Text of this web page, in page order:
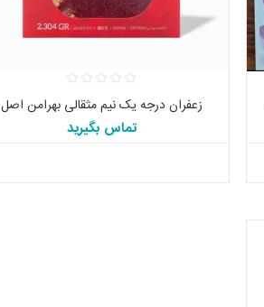
زعفران درجه یک نیم مثقالی بهرامن اصل
تماس بگیرید